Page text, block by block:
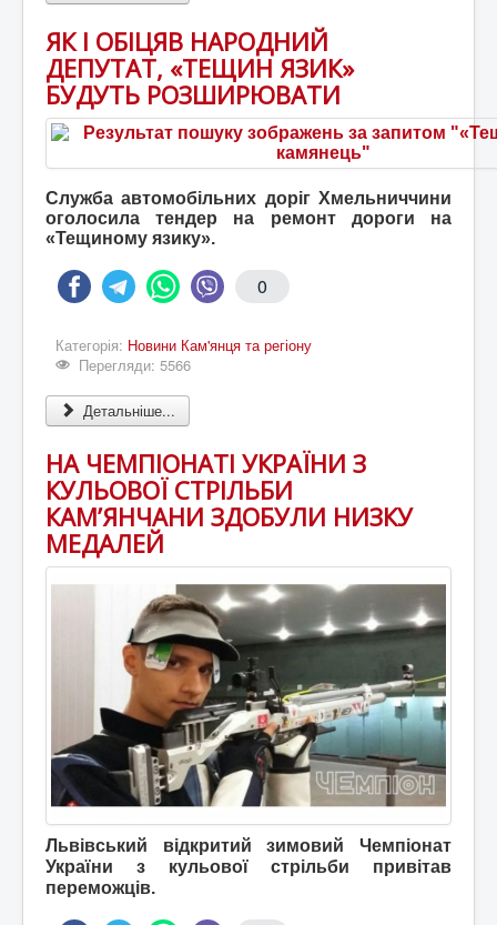
ЯК І ОБІЦЯВ НАРОДНИЙ
ДЕПУТАТ, «ТЕЩИН ЯЗИК»
БУДУТЬ РОЗШИРЮВАТИ
Служба автомобільних доріг Хмельниччини
оголосила тендер на ремонт дороги на
«Тещиному язику».
0
Категорія: Новини Кам'янця та регіону
Перегляди: 5566
Детальніше...
НА ЧЕМПІОНАТІ УКРАЇНИ З
КУЛЬОВОЇ СТРІЛЬБИ
КАМ’ЯНЧАНИ ЗДОБУЛИ НИЗКУ
МЕДАЛЕЙ
Львівський відкритий зимовий Чемпіонат
України з кульової стрільби привітав
переможців.